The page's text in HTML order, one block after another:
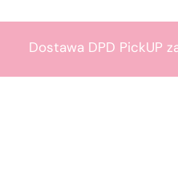
Dostawa DPD PickUP